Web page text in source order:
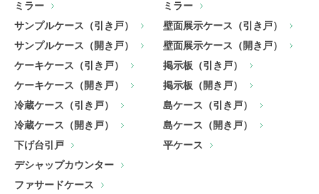
ミラー
サンプルケース（引き戸）
サンプルケース（開き戸）
ケーキケース（引き戸）
ケーキケース（開き戸）
冷蔵ケース（引き戸）
冷蔵ケース（開き戸）
下げ台引戸
デシャップカウンター
ファサードケース
ミラー
壁面展示ケース（引き戸）
壁面展示ケース（開き戸）
掲示板（引き戸）
掲示板（開き戸）
島ケース（引き戸）
島ケース（開き戸）
平ケース